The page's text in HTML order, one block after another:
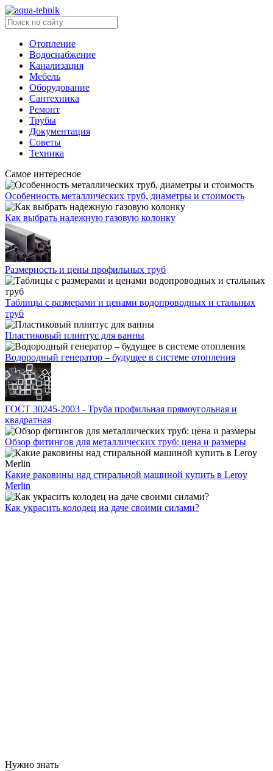
Отопление
Водоснабжение
Канализация
Мебель
Оборудование
Сантехника
Ремонт
Трубы
Документация
Советы
Техника
Самое интересное
Особенность металлических труб, диаметры и стоимость
Как выбрать надежную газовую колонку
Размерность и цены профильных труб
Таблицы с размерами и ценами водопроводных и стальных
труб
Пластиковый плинтус для ванны
Водородный генератор – будущее в системе отопления
ГОСТ 30245-2003 - Труба профильная прямоугольная и
квадратная
Обзор фитингов для металлических труб: цена и размеры
Какие раковины над стиральной машиной купить в Leroy
Merlin
Как украсить колодец на даче своими силами?
Нужно знать